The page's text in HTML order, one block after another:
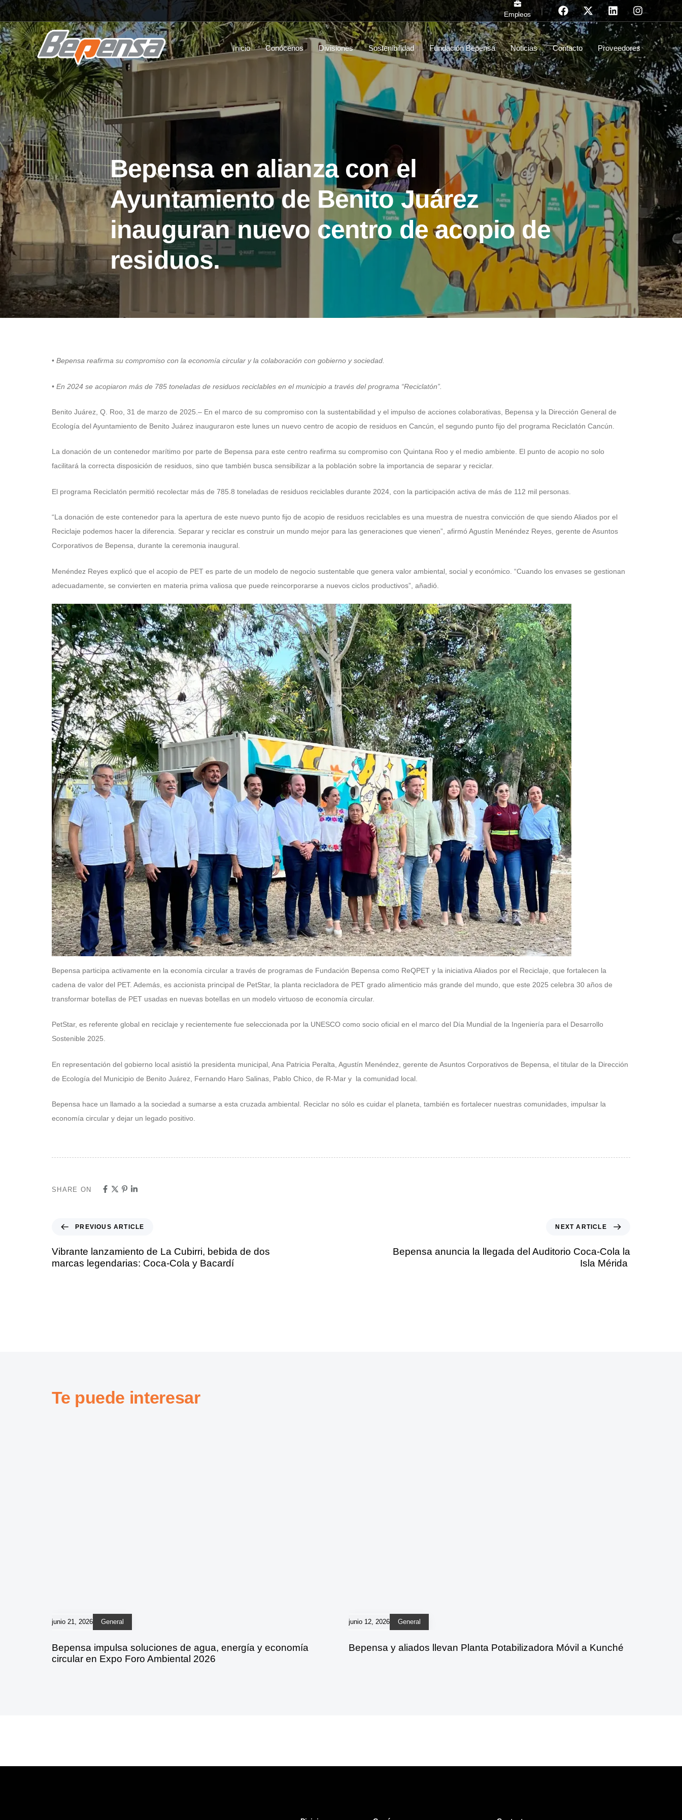
Empleos |
Inicio Conócenos Divisiones Sostenibilidad Fundación Bepensa Noticias Contacto Proveedores
Bepensa en alianza con el
Ayuntamiento de Benito Juárez
inauguran nuevo centro de acopio de
residuos.
• Bepensa reafirma su compromiso con la economía circular y la colaboración con gobierno y sociedad.
• En 2024 se acopiaron más de 785 toneladas de residuos reciclables en el municipio a través del programa “Reciclatón”.
Benito Juárez, Q. Roo, 31 de marzo de 2025.– En el marco de su compromiso con la sustentabilidad y el impulso de acciones colaborativas, Bepensa y la Dirección General de
Ecología del Ayuntamiento de Benito Juárez inauguraron este lunes un nuevo centro de acopio de residuos en Cancún, el segundo punto fijo del programa Reciclatón Cancún.
La donación de un contenedor marítimo por parte de Bepensa para este centro reafirma su compromiso con Quintana Roo y el medio ambiente. El punto de acopio no solo
facilitará la correcta disposición de residuos, sino que también busca sensibilizar a la población sobre la importancia de separar y reciclar.
El programa Reciclatón permitió recolectar más de 785.8 toneladas de residuos reciclables durante 2024, con la participación activa de más de 112 mil personas.
“La donación de este contenedor para la apertura de este nuevo punto fijo de acopio de residuos reciclables es una muestra de nuestra convicción de que siendo Aliados por el
Reciclaje podemos hacer la diferencia. Separar y reciclar es construir un mundo mejor para las generaciones que vienen”, afirmó Agustín Menéndez Reyes, gerente de Asuntos
Corporativos de Bepensa, durante la ceremonia inaugural.
Menéndez Reyes explicó que el acopio de PET es parte de un modelo de negocio sustentable que genera valor ambiental, social y económico. “Cuando los envases se gestionan
adecuadamente, se convierten en materia prima valiosa que puede reincorporarse a nuevos ciclos productivos”, añadió.
Bepensa participa activamente en la economía circular a través de programas de Fundación Bepensa como ReQPET y la iniciativa Aliados por el Reciclaje, que fortalecen la
cadena de valor del PET. Además, es accionista principal de PetStar, la planta recicladora de PET grado alimenticio más grande del mundo, que este 2025 celebra 30 años de
transformar botellas de PET usadas en nuevas botellas en un modelo virtuoso de economía circular.
PetStar, es referente global en reciclaje y recientemente fue seleccionada por la UNESCO como socio oficial en el marco del Día Mundial de la Ingeniería para el Desarrollo
Sostenible 2025.
En representación del gobierno local asistió la presidenta municipal, Ana Patricia Peralta, Agustín Menéndez, gerente de Asuntos Corporativos de Bepensa, el titular de la Dirección
de Ecología del Municipio de Benito Juárez, Fernando Haro Salinas, Pablo Chico, de R-Mar y la comunidad local.
Bepensa hace un llamado a la sociedad a sumarse a esta cruzada ambiental. Reciclar no sólo es cuidar el planeta, también es fortalecer nuestras comunidades, impulsar la
economía circular y dejar un legado positivo.
SHARE ON
PREVIOUS ARTICLE
Vibrante lanzamiento de La Cubirri, bebida de dos
marcas legendarias: Coca-Cola y Bacardí
NEXT ARTICLE
Bepensa anuncia la llegada del Auditorio Coca-Cola la
Isla Mérida
Te puede interesar
junio 21, 2026 General
Bepensa impulsa soluciones de agua, energía y economía
circular en Expo Foro Ambiental 2026
junio 12, 2026 General
Bepensa y aliados llevan Planta Potabilizadora Móvil a Kunché